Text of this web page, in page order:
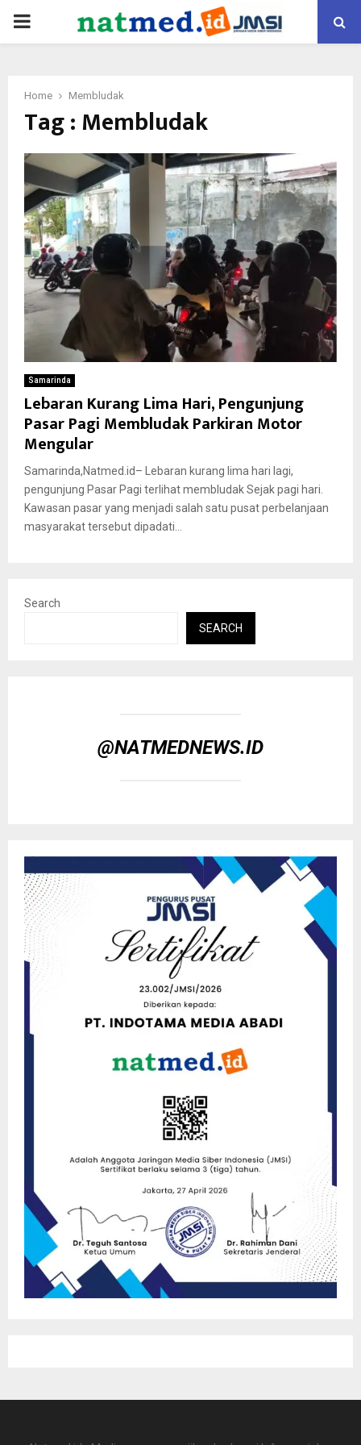
PRIMARY
Home Membludak
Tag : Membludak
Samarinda
Lebaran Kurang Lima Hari, Pengunjung
Pasar Pagi Membludak Parkiran Motor
Mengular
Samarinda,Natmed.id– Lebaran kurang lima hari lagi,
pengunjung Pasar Pagi terlihat membludak Sejak pagi hari.
Kawasan pasar yang menjadi salah satu pusat perbelanjaan
masyarakat tersebut dipadati...
Search
SEARCH
@NATMEDNEWS.ID